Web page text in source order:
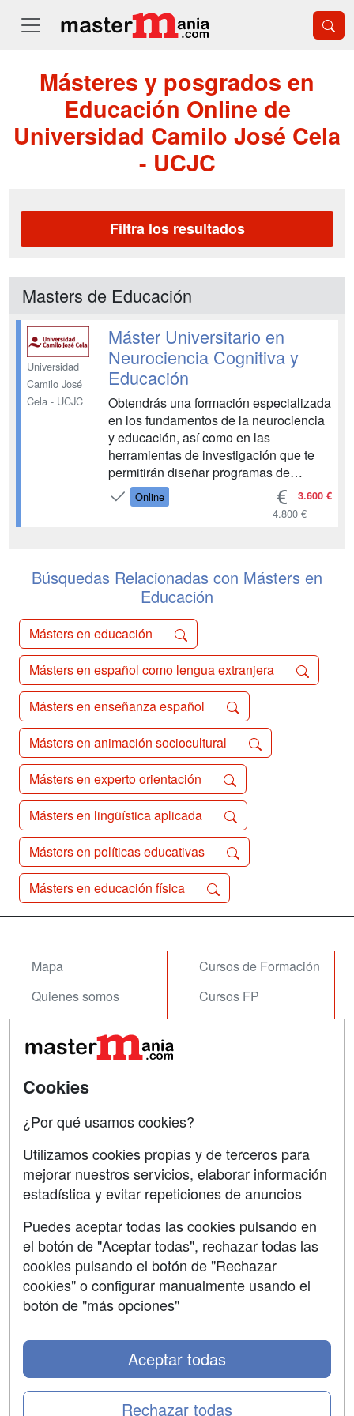
Másteres y posgrados en
Educación Online de
Universidad Camilo José Cela
- UCJC
Filtra los resultados
Masters de Educación
Universidad
Camilo José
Cela - UCJC
Máster Universitario en
Neurociencia Cognitiva y
Educación
Obtendrás una formación especializada
en los fundamentos de la neurociencia
y educación, así como en las
herramientas de investigación que te
permitirán diseñar programas de
intervención educativa y ponerlos en
práctica....
Online 3.600 €
4.800 €
Búsquedas Relacionadas con Másters en
Educación
Másters en educación
Másters en español como lengua extranjera
Másters en enseñanza español
Másters en animación sociocultural
Másters en experto orientación
Másters en lingüística aplicada
Másters en políticas educativas
Másters en educación física
Mapa
Quienes somos
Acceso Usuarios
Acceso Centros
Cursos de Formación
Cursos FP
Contactar
Confidencialidad
Copyleft
SÍGUENOS EN:
Cookies
¿Por qué usamos cookies?
Utilizamos cookies propias y de terceros para
mejorar nuestros servicios, elaborar información
estadística y evitar repeticiones de anuncios
Puedes aceptar todas las cookies pulsando en
el botón de "Aceptar todas", rechazar todas las
cookies pulsando el botón de "Rechazar
cookies" o configurar manualmente usando el
botón de "más opciones"
Rechazar todas
Aceptar todas